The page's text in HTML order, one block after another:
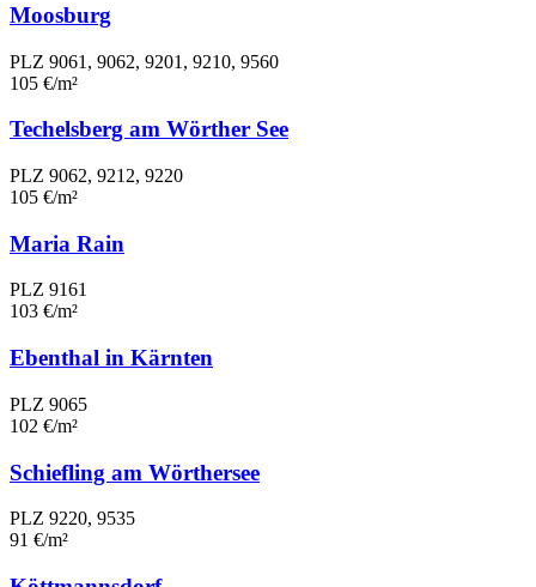
Moosburg
PLZ 9061, 9062, 9201, 9210, 9560
105 €/m²
Techelsberg am Wörther See
PLZ 9062, 9212, 9220
105 €/m²
Maria Rain
PLZ 9161
103 €/m²
Ebenthal in Kärnten
PLZ 9065
102 €/m²
Schiefling am Wörthersee
PLZ 9220, 9535
91 €/m²